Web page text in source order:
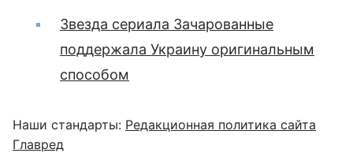
Звезда сериала Зачарованные
поддержала Украину оригинальным
способом
Наши стандарты: Редакционная политика сайта
Главред